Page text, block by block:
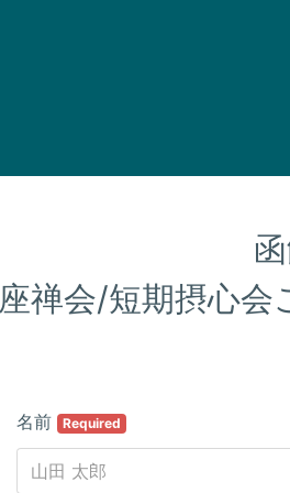
座禅会/短期摂心会
名前 Required